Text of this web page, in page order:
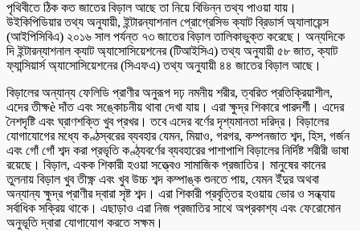
পৃথিবীতে ঠিক কত জাতের বিড়াল আছে তা নিয়ে বিভিন্ন তথ্য পাওয়া যায়।
উইকিপিডিয়ার তথ্য অনুযায়ী, ইন্টারন্যাশনাল প্রোগ্রেসিভ ক্যাট ব্রিডার্স অ্যালায়েন্স
(আইপিসিবিএ) ২০১৬ সাল পর্যন্ত ৭৩ জাতের বিড়াল তালিকাভুক্ত করেছে। অন্যদিকে
দি ইন্টারন্যাশনাল ক্যাট অ্যাসোসিয়েশনের (টিআইসিএ) তথ্য অনুযায়ী ৫৮ জাত, ক্যাট
ফ্যান্সিয়ার্স অ্যাসোসিয়েশনের (সিএফএ) তথ্য অনুযায়ী ৪৪ জাতের বিড়াল আছে।
বিড়ালের অন্যান্য ফেলিডি প্রাণীর অনুরূপ দঢ় নমনীয় শরীর, ত্বরিত প্রতিক্রিয়াশীল,
এদের তীক্ষè দাঁত এবং সঙ্কোচনীয় থাবা দেখা যায়। এরা ক্ষুদ্র শিকারে পারদর্শী। এদের
নৈশদৃষ্টি এবং ঘ্রাণশক্তি খুব প্রখর। তবে এদের বর্ণের দৃশ্যমানতা দরিদ্র। বিড়ালের
যোগাযোগের মধ্যে কণ্ঠস্বরের ব্যবহার যেমন, মিয়াও, গরগর, কম্পনজাত শব্দ, হিস, গর্জন
এবং গোঁ গোঁ শব্দ করা প্রভৃতি কণ্ঠ্যবর্ণের ব্যবহারের পাশাপাশি বিড়ালের নির্দিষ্ট শরীরী ভাষা
রয়েছে। বিড়াল, একক শিকারী হওয়া সত্ত্বেও সামাজিক প্রজাতির। মানুষের কানের
তুলনায় বিড়াল খুব তীক্ষ্ণ এবং খুব উচ্চ শব্দ কম্পাঙ্ক শুনতে পায়, যেমন ইঁদুর অথবা
অন্যান্য ক্ষুদ্র প্রাণীর দ্বারা সৃষ্ট শব্দ। এরা শিকারী প্রবৃত্তির হওয়ায় ভোর ও সন্ধ্যায়
সর্বাধিক সক্রিয় থাকে। এছাড়াও এরা নিজ প্রজাতির সাথে অপ্রকাশ্য এবং ফেরোমোন
অনুভূতি দ্বারা যোগাযোগ করতে সক্ষম।